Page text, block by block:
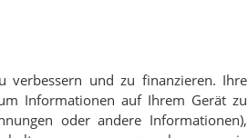
verbessern und zu finanzieren. Ihre
Informationen auf Ihrem Gerät zu
oder andere Informationen),
Jetzt abonnieren
Hinweis zum Newsletter &